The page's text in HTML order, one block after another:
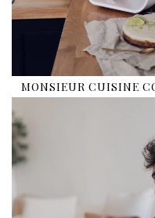
MONSIEUR CUISINE